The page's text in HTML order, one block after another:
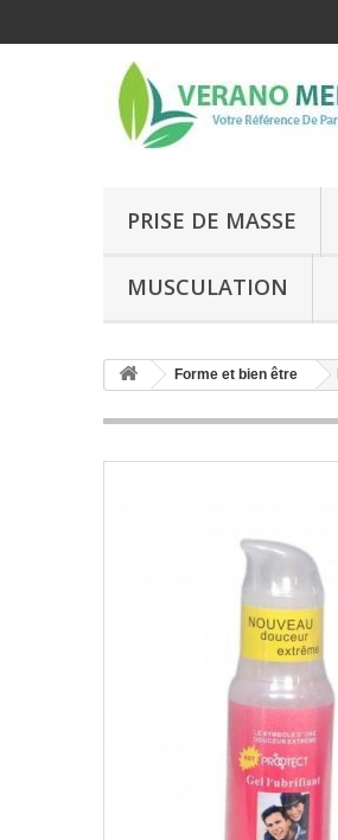
PRISE DE MASSE
MUSCULATION
Forme et bien être